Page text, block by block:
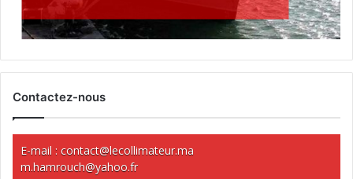
Contactez-nous
E-mail : contact@lecollimateur.ma
m.hamrouch@yahoo.fr